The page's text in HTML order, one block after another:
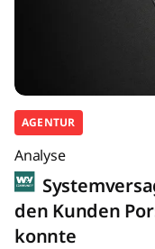
AGENTUR
Analyse
den Kunden
konnte